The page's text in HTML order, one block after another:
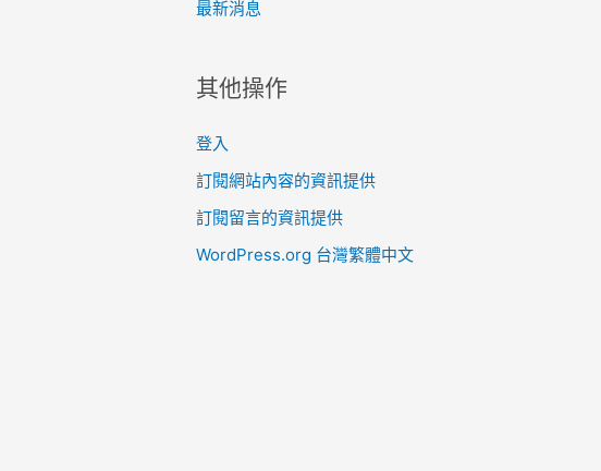
最新消息
其他操作
登入
訂閱網站內容的資訊提供
訂閱留言的資訊提供
WordPress.org 台灣繁體中文